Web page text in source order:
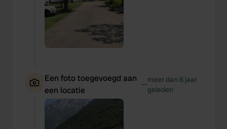
Een foto toegevoegd aan
een locatie
—meer dan 6 jaar
geleden